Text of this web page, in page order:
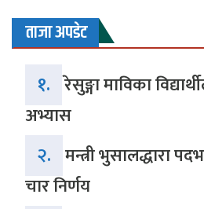
ताजा अपडेट
१. रेसुङ्गा माविका
अभ्यास
२. मन्त्री भुसालद्धारा
चार निर्णय